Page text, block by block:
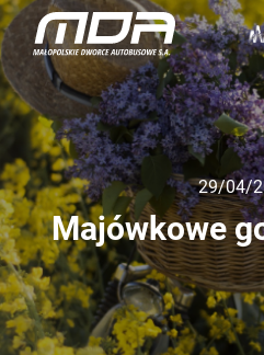
29/04/
Majówkowe